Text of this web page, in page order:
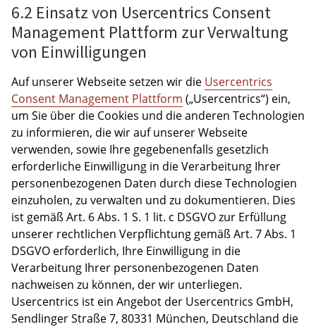
6.2 Einsatz von Usercentrics Consent
Management Plattform zur Verwaltung
von Einwilligungen
Auf unserer Webseite setzen wir die Usercentrics
Consent Management Plattform („Usercentrics“) ein,
um Sie über die Cookies und die anderen Technologien
zu informieren, die wir auf unserer Webseite
verwenden, sowie Ihre gegebenenfalls gesetzlich
erforderliche Einwilligung in die Verarbeitung Ihrer
personenbezogenen Daten durch diese Technologien
einzuholen, zu verwalten und zu dokumentieren. Dies
ist gemäß Art. 6 Abs. 1 S. 1 lit. c DSGVO zur Erfüllung
unserer rechtlichen Verpflichtung gemäß Art. 7 Abs. 1
DSGVO erforderlich, Ihre Einwilligung in die
Verarbeitung Ihrer personenbezogenen Daten
nachweisen zu können, der wir unterliegen.
Usercentrics ist ein Angebot der Usercentrics GmbH,
Sendlinger Straße 7, 80331 München, Deutschland die